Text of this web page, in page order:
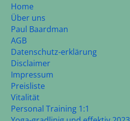
Home
Über uns
Paul Baardman
AGB
Datenschutz-erklärung
Disclaimer
Impressum
Preisliste
Vitalität
Personal Training 1:1